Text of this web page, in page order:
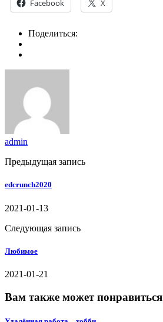
Facebook X
Поделиться:
admin
Предыдущая запись
edcrunch2020
2021-01-13
Следующая запись
Любимое
2021-01-21
Вам также может понравиться